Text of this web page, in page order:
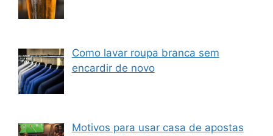
Como lavar roupa branca sem
encardir de novo
Motivos para usar casa de apostas